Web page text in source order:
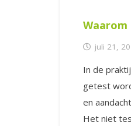
juli 21,
In de
getest
en
Het niet